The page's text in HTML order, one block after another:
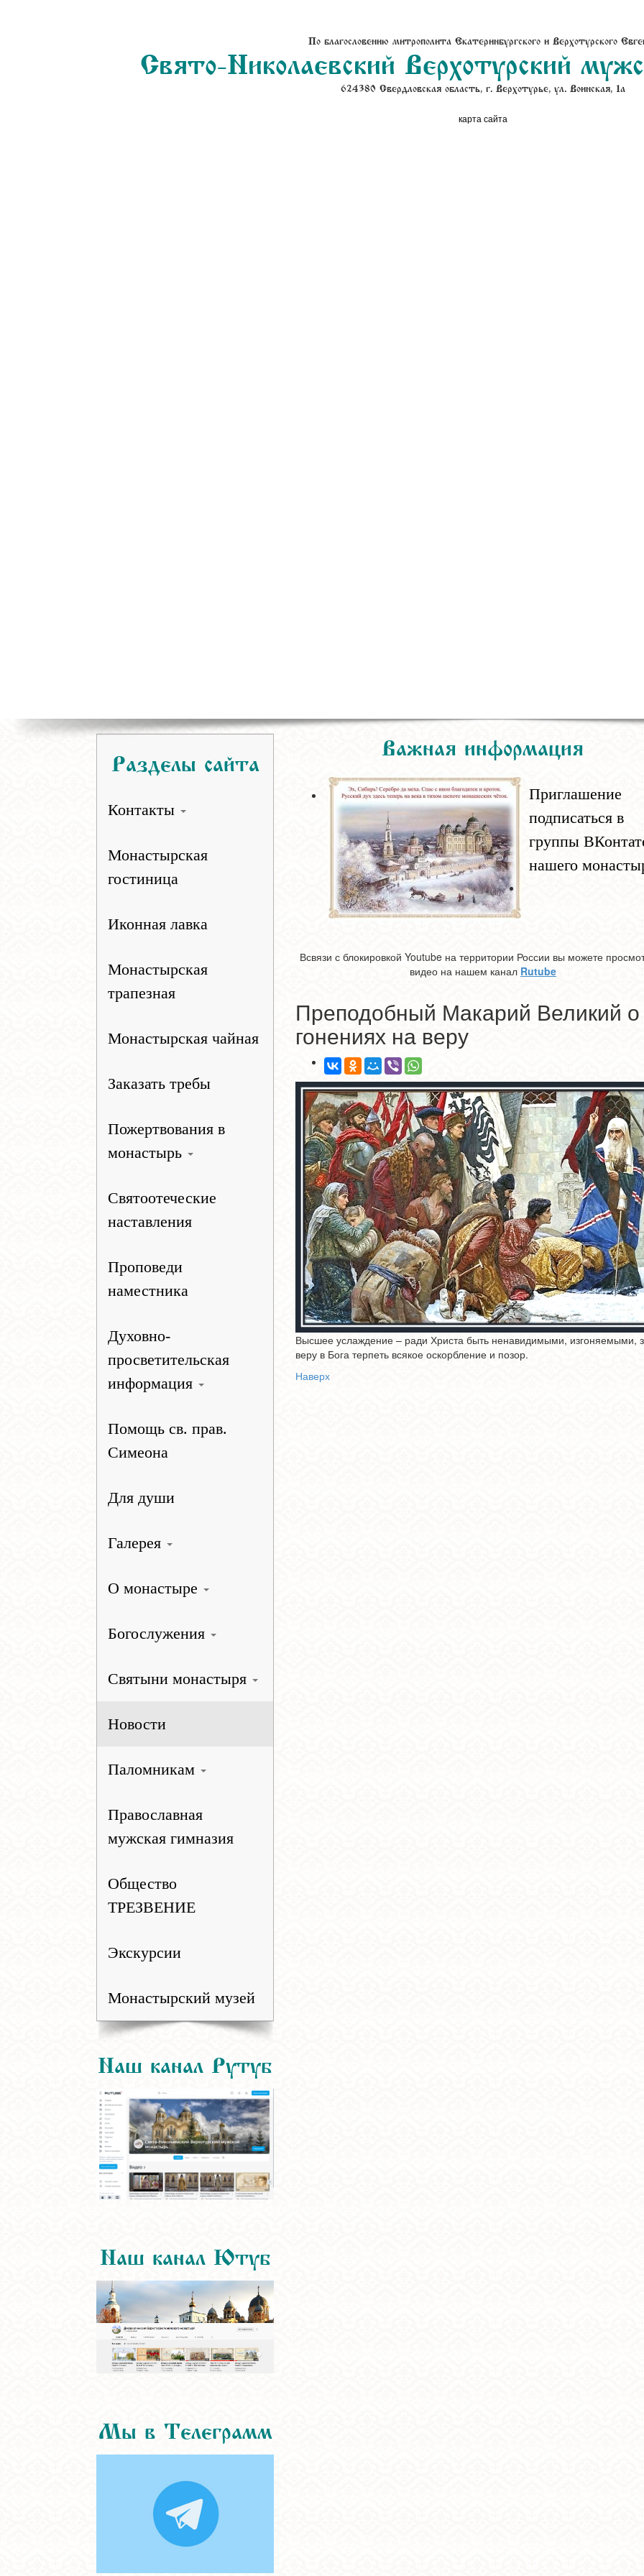
По благословению митрополита Екатеринбургского и Верхотурского
Свято-Николаевский Верхотурский
624380 Свердловская область, г. Верхотурье, ул. Воинская, 1а
карта сайта
Важная информация
Приглашение
подписаться в
группы
нашего
Всвязи с блокировкой Youtube на территории России вы можете
видео на нашем канал Rutube
Преподобный Макарий Великий о
гонениях на веру
Высшее услаждение – ради Христа быть ненавидимыми, изгоняемыми,
веру в Бога терпеть всякое оскорбление и позор.
Наверх
Разделы сайта
Контакты
Монастырская
гостиница
Иконная лавка
Монастырская
трапезная
Монастырская чайная
Заказать требы
Пожертвования в
монастырь
Святоотеческие
наставления
Проповеди
наместника
Духовно-
просветительская
информация
Помощь св. прав.
Симеона
Для души
Галерея
О монастыре
Богослужения
Святыни монастыря
Новости
Паломникам
Православная
мужская гимназия
Общество
ТРЕЗВЕНИЕ
Экскурсии
Монастырский музей
Наш канал Рутуб
Наш канал Ютуб
Мы в Телеграмм